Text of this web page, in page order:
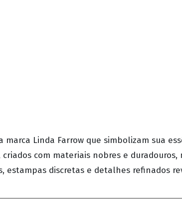
Linda Farrow que simbolizam sua
com materiais nobres e
estampas discretas e detalhes refinados